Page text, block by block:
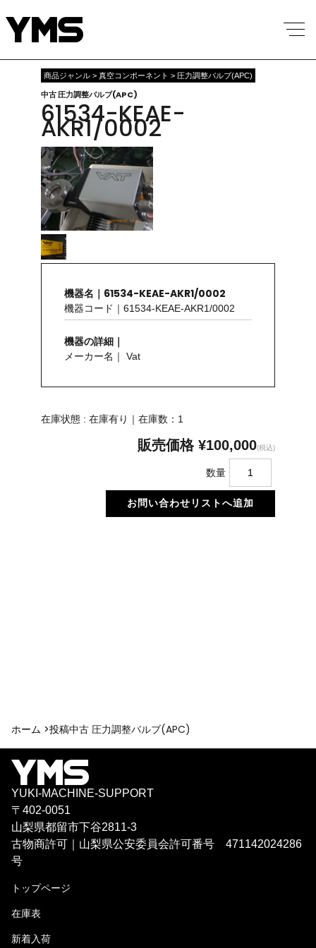
商品ジャンル > 真空コンポーネント > 圧力調整バルブ(APC)
中古 圧力調整バルブ(APC)
61534-KEAE-
AKR1/0002
機器名｜61534-KEAE-AKR1/0002
機器コード｜61534-KEAE-AKR1/0002
機器の詳細｜
メーカー名｜ Vat
在庫状態 : 在庫有り｜在庫数：1
販売価格 ¥100,000(税込)
数量
ホーム >投稿中古 圧力調整バルブ(APC)
YUKI-MACHINE-SUPPORT
〒402-0051
山梨県都留市下谷2811-3
古物商許可｜山梨県公安委員会許可番号 471142024286
号
トップページ
在庫表
新着入荷